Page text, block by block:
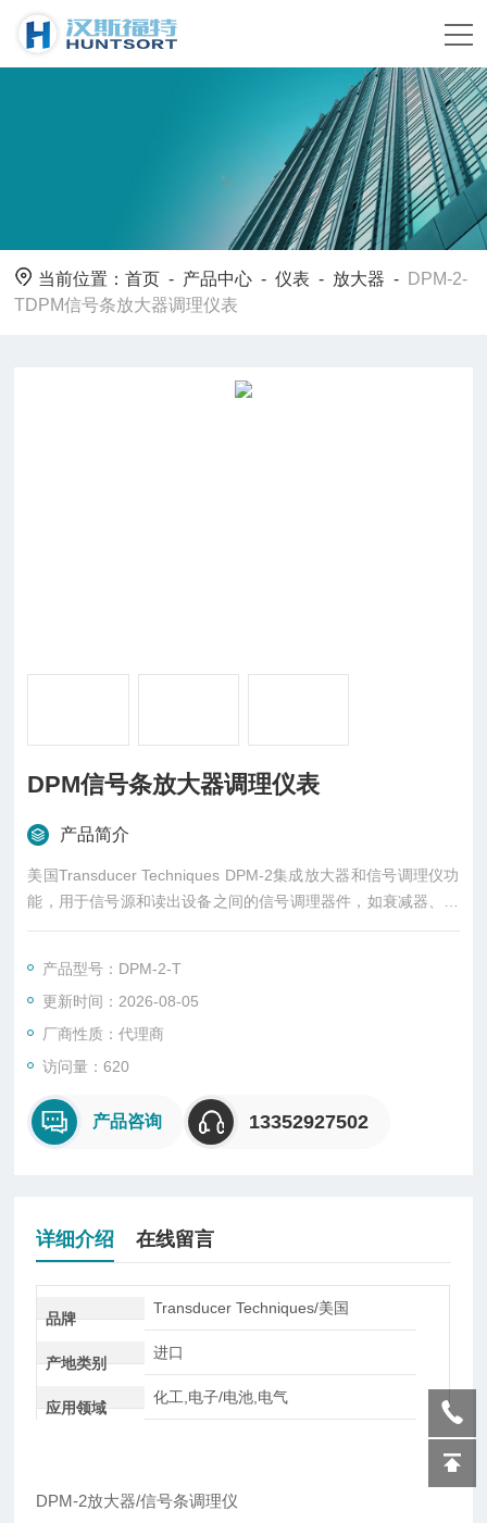
当前位置：首页 - 产品中心 -仪表 - 放大器 -
DPM-2-
TDPM信号条放大器调理仪表
DPM信号条放大器调理仪表
产品简介
美国Transducer Techniques DPM-2集成放大器和信号调理仪功
能，用于信号源和读出设备之间的信号调理器件，如衰减器、前
置放大器、电荷放大器以及对传感器或放大器进行非线性补偿的
产品型号：DPM-2-T
更新时间：2026-08-05
厂商性质：代理商
访问量：620
产品咨询 13352927502
详细介绍 在线留言
品牌
Transducer Techniques/美国
产地类别
进口
应用领域
化工,电子/电池,电气
DPM-2放大器/信号条调理仪